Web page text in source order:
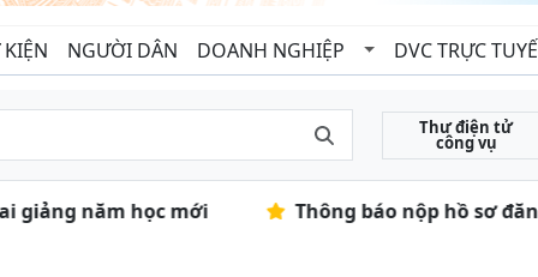
NGƯỜI DÂN DOANH NGHIỆP DVC TRỰC
Thư điện tử
công vụ
giảng năm học mới Thông báo nộp hồ sơ